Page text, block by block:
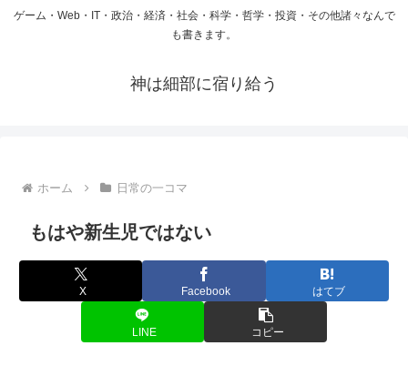
ゲーム・Web・IT・政治・経済・社会・科学・哲学・投資・その他諸々なんで
も書きます。
神は細部に宿り給う
ホーム 日常の一コマ
もはや新生児ではない
X Facebook はてブ
LINE コピー